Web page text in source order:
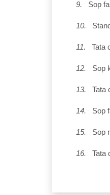
9. Sop
10.
11. Tata
12. Sop
13. Tata
14. Sop
15. Sop
16. Tata